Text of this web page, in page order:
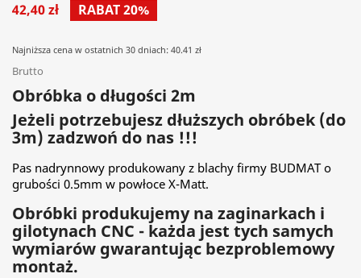
42,40 zł
RABAT 20%
Najniższa cena w ostatnich 30 dniach: 40.41 zł
Brutto
Obróbka o długości 2m
Jeżeli potrzebujesz dłuższych obróbek (do
3m) zadzwoń do nas !!!
Pas nadrynnowy produkowany z blachy firmy BUDMAT o
grubości 0.5mm w powłoce X-Matt.
Obróbki produkujemy na zaginarkach i
gilotynach CNC - każda jest tych samych
wymiarów gwarantując bezproblemowy
montaż.